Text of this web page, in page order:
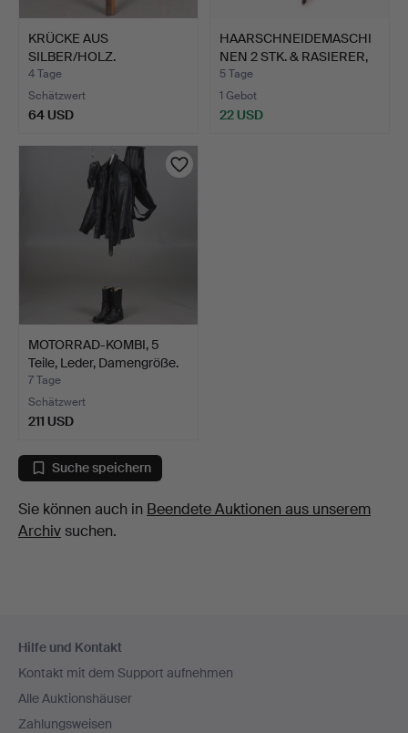
KRÜCKE AUS
SILBER/HOLZ.
4 Tage
Schätzwert
64 USD
HAARSCHNEIDEMASCHI
NEN 2 STK. & RASIERER,
D…
5 Tage
1 Gebot
22 USD
MOTORRAD-KOMBI, 5
Teile, Leder, Damengröße.
7 Tage
Schätzwert
211 USD
Suche speichern
Sie können auch in Beendete Auktionen aus unserem
Archivsuchen.
Navigation
Hilfe und Kontakt
Kontakt mit dem Support aufnehmen
Alle Auktionshäuser
Zahlungsweisen